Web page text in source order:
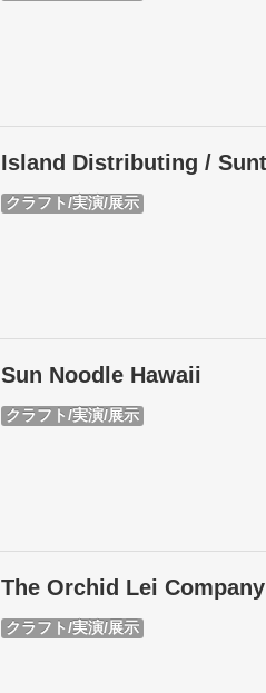
Island Distributing /
クラフト/実演/展示
Sun Noodle Hawaii
クラフト/実演/展示
The Orchid Lei Company
クラフト/実演/展示